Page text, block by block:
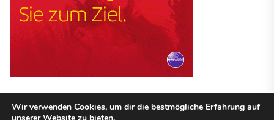
Wir verwenden Cookies, um dir die bestmögliche Erfahrung auf